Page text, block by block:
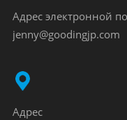
Адрес электронной
jenny@goodingjp.com
Адрес